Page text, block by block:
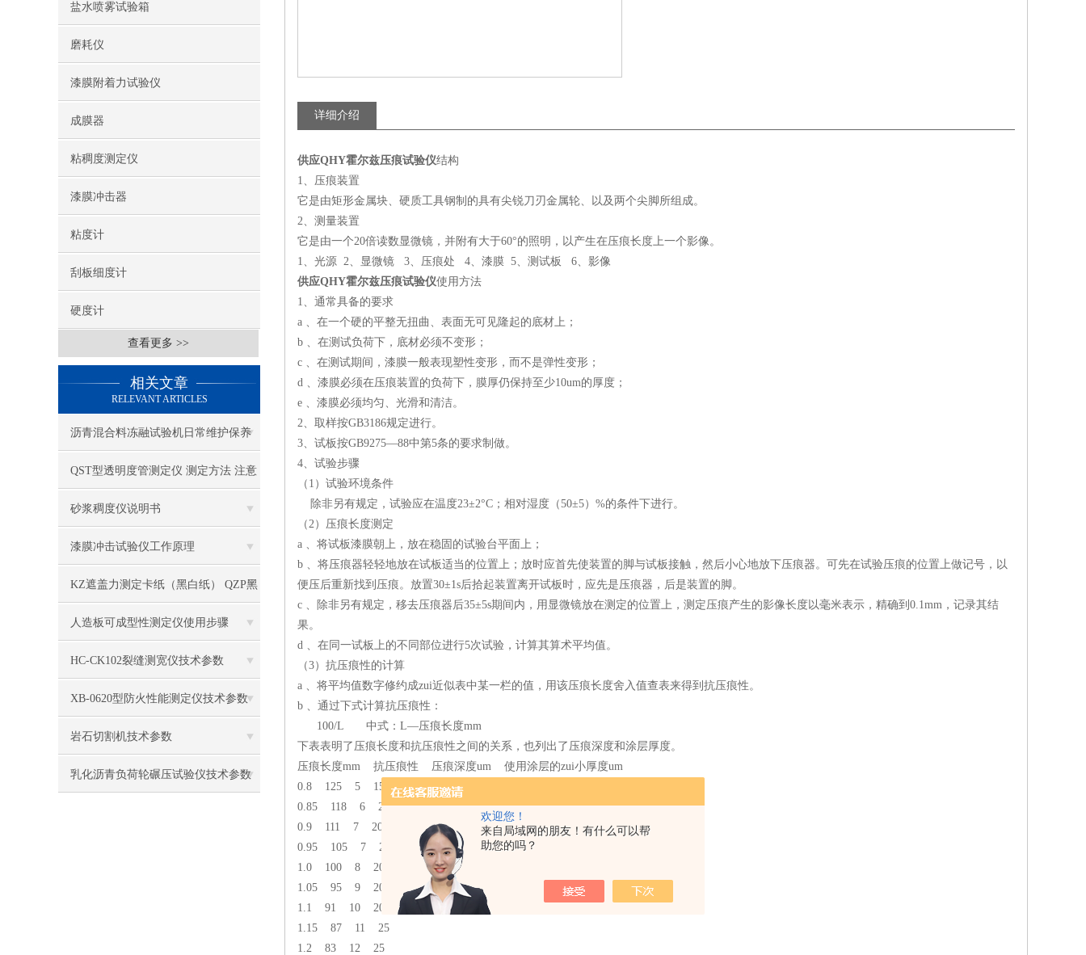
欢迎您！
来自局域网的朋友！有什么可以帮
助您的吗？
盐水喷雾试验箱
磨耗仪
漆膜附着力试验仪
成膜器
粘稠度测定仪
漆膜冲击器
粘度计
刮板细度计
硬度计
查看更多 >>
相关文章
RELEVANT ARTICLES
沥青混合料冻融试验机日常维护保养
QST型透明度管测定仪 测定方法 注意
事项
砂浆稠度仪说明书
漆膜冲击试验仪工作原理
KZ遮盖力测定卡纸（黑白纸） QZP黑
白格遮盖力板 QSG型格式管
人造板可成型性测定仪使用步骤
HC-CK102裂缝测宽仪技术参数
XB-0620型防火性能测定仪技术参数
岩石切割机技术参数
乳化沥青负荷轮碾压试验仪技术参数
详细介绍
供应QHY霍尔兹压痕试验仪结构
1、压痕装置
它是由矩形金属块、硬质工具钢制的具有尖锐刀刃金属轮、以及两个尖脚所组成。
2、测量装置
它是由一个20倍读数显微镜，并附有大于60°的照明，以产生在压痕长度上一个影像。
1、光源 2、显微镜 3、压痕处 4、漆膜 5、测试板 6、影像
供应QHY霍尔兹压痕试验仪使用方法
1、通常具备的要求
a 、在一个硬的平整无扭曲、表面无可见隆起的底材上；
b 、在测试负荷下，底材必须不变形；
c 、在测试期间，漆膜一般表现塑性变形，而不是弹性变形；
d 、漆膜必须在压痕装置的负荷下，膜厚仍保持至少10um的厚度；
e 、漆膜必须均匀、光滑和清洁。
2、取样按GB3186规定进行。
3、试板按GB9275—88中第5条的要求制做。
4、试验步骤
（1）试验环境条件
除非另有规定，试验应在温度23±2°C；相对湿度（50±5）%的条件下进行。
（2）压痕长度测定
a 、将试板漆膜朝上，放在稳固的试验台平面上；
b 、将压痕器轻轻地放在试板适当的位置上；放时应首先使装置的脚与试板接触，然后小心地放下压痕器。可先在试验压痕的位置上做记号，以
便压后重新找到压痕。放置30±1s后拾起装置离开试板时，应先是压痕器，后是装置的脚。
c 、除非另有规定，移去压痕器后35±5s期间内，用显微镜放在测定的位置上，测定压痕产生的影像长度以毫米表示，精确到0.1mm，记录其结
果。
d 、在同一试板上的不同部位进行5次试验，计算其算术平均值。
（3）抗压痕性的计算
a 、将平均值数字修约成zui近似表中某一栏的值，用该压痕长度舍入值查表来得到抗压痕性。
b 、通过下式计算抗压痕性：
100/L 中式：L—压痕长度mm
下表表明了压痕长度和抗压痕性之间的关系，也列出了压痕深度和涂层厚度。
压痕长度mm 抗压痕性 压痕深度um 使用涂层的zui小厚度um
0.8 125 5 15
0.85 118 6 20
0.9 111 7 20
0.95 105 7 20
1.0 100 8 20
1.05 95 9 20
1.1 91 10 20
1.15 87 11 25
1.2 83 12 25